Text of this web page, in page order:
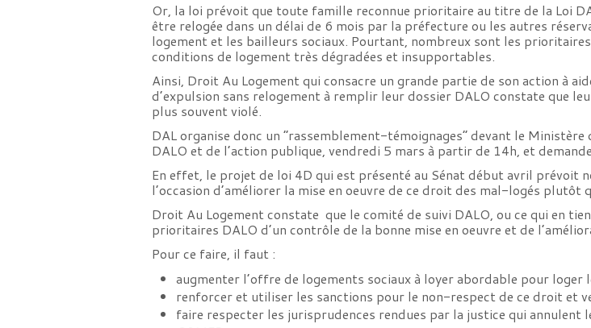
Or, la loi prévoit que toute famille reconnue prioritaire au titre de la Loi
être relogée dans un délai de 6 mois par la préfecture ou les autres
logement et les bailleurs sociaux. Pourtant, nombreux sont les
conditions de logement très dégradées et insupportables.
Ainsi, Droit Au Logement qui consacre un grande partie de son action à
d’expulsion sans relogement à remplir leur dossier DALO constate que
plus souvent violé.
DAL organise donc un “rassemblement-témoignages” devant le
DALO et de l’action publique, vendredi 5 mars à partir de 14h, et
En effet, le projet de loi 4D qui est présenté au Sénat début avril prévoit
l’occasion d’améliorer la mise en oeuvre de ce droit des mal-logés plutôt
Droit Au Logement constate que le comité de suivi DALO, ou ce qui en
prioritaires DALO d’un contrôle de la bonne mise en oeuvre et de
Pour ce faire, il faut :
augmenter l’offre de logements sociaux à loyer abordable pour loger
renforcer et utiliser les sanctions pour le non-respect de ce droit et
faire respecter les jurisprudences rendues par la justice qui